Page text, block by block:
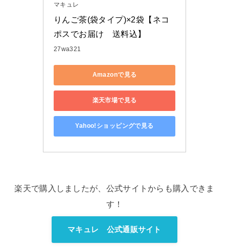
マキュレ
りんご茶(袋タイプ)×2袋【ネコ
ポスでお届け　送料込】
27wa321
Amazonで見る
楽天市場で見る
Yahoo!ショッピングで見る
楽天で購入しましたが、公式サイトからも購入できま
す！
マキュレ 公式通販サイト